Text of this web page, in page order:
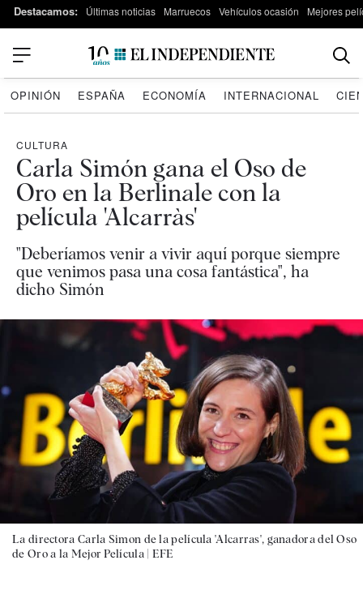
Destacamos: Últimas noticias Marruecos Vehículos ocasión Mejores
OPINIÓN ESPAÑA ECONOMÍA INTERNACIONAL
CULTURA
Carla Simón gana el Oso de
Oro en la Berlinale con la
película 'Alcarràs'
"Deberíamos venir a vivir aquí porque siempre
que venimos pasa una cosa fantástica", ha
dicho Simón
La directora Carla Simon de la película 'Alcarras', ganadora del Oso
de Oro a la Mejor Película | EFE